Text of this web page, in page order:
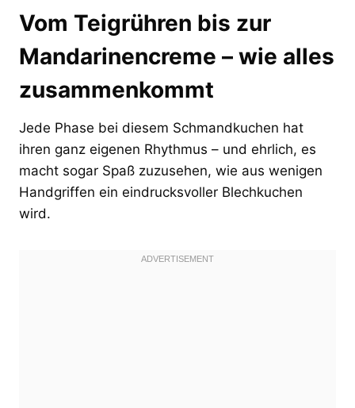
Vom Teigrühren bis zur
Mandarinencreme – wie alles
zusammenkommt
Jede Phase bei diesem Schmandkuchen hat
ihren ganz eigenen Rhythmus – und ehrlich, es
macht sogar Spaß zuzusehen, wie aus wenigen
Handgriffen ein eindrucksvoller Blechkuchen
wird.